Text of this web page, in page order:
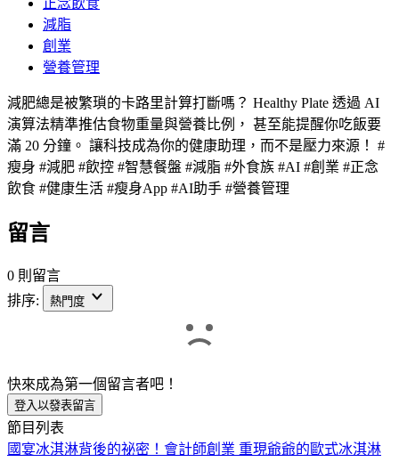
減脂
創業
營養管理
減肥總是被繁瑣的卡路里計算打斷嗎？ Healthy Plate 透過 AI
演算法精準推估食物重量與營養比例， 甚至能提醒你吃飯要
滿 20 分鐘。 讓科技成為你的健康助理，而不是壓力來源！ #
瘦身 #減肥 #飲控 #智慧餐盤 #減脂 #外食族 #AI #創業 #正念
飲食 #健康生活 #瘦身App #AI助手 #營養管理
留言
0 則留言
排序:
熱門度
快來成為第一個留言者吧！
登入以發表留言
節目列表
國宴冰淇淋背後的祕密！會計師創業 重現爺爺的歐式冰淇淋